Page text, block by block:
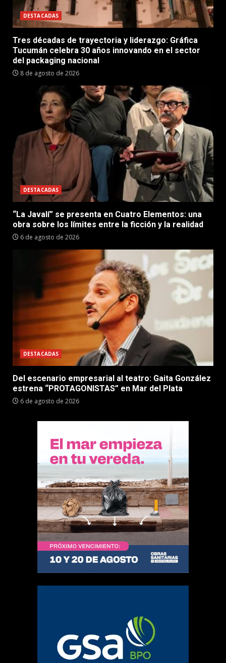
DESTACADAS
Tres décadas de trayectoria y liderazgo: Gráfica
Tucumán celebra 30 años innovando en el sector
del packaging nacional
8 de agosto de 2026
DESTACADAS
“La Javalí” se presenta en Cuatro Elementos: una
obra sobre los límites entre la ficción y la realidad
6 de agosto de 2026
DESTACADAS
Del escenario empresarial al teatro: Gaita González
estrena “PROTAGONISTAS” en Mar del Plata
6 de agosto de 2026